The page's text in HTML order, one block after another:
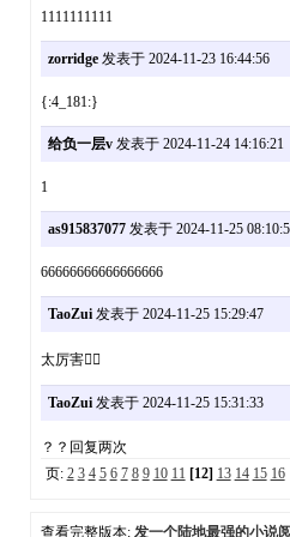
1111111111
zorridge发表于 2024-11-23 16:44:56
{:4_181:}
给负一层v发表于 2024-11-24 14:16:21
1
as915837077发表于 2024-11-25
66666666666666666
TaoZui发表于 2024-11-25 15:29:47
太厉害👍🏻
TaoZui发表于 2024-11-25 15:31:33
？？回复两次
页: 2 3 4 5 6 7 8 9 10 11 [12] 13 14 15 16
查看完整版本: 发一个陆地最强的小说